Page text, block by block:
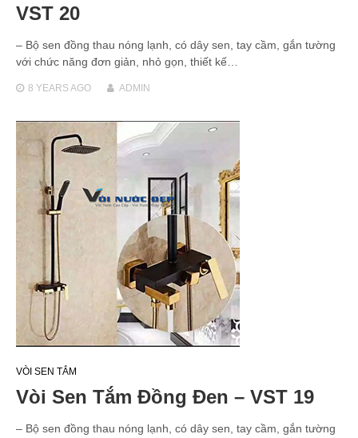
VST 20
– Bộ sen đồng thau nóng lạnh, có dây sen, tay cầm, gắn tường
với chức năng đơn giản, nhỏ gọn, thiết kế…
8 YEARSAGO ADMIN
VÒI SEN TẮM
Vòi Sen Tắm Đồng Đen – VST 19
– Bộ sen đồng thau nóng lạnh, có dây sen, tay cầm, gắn tường